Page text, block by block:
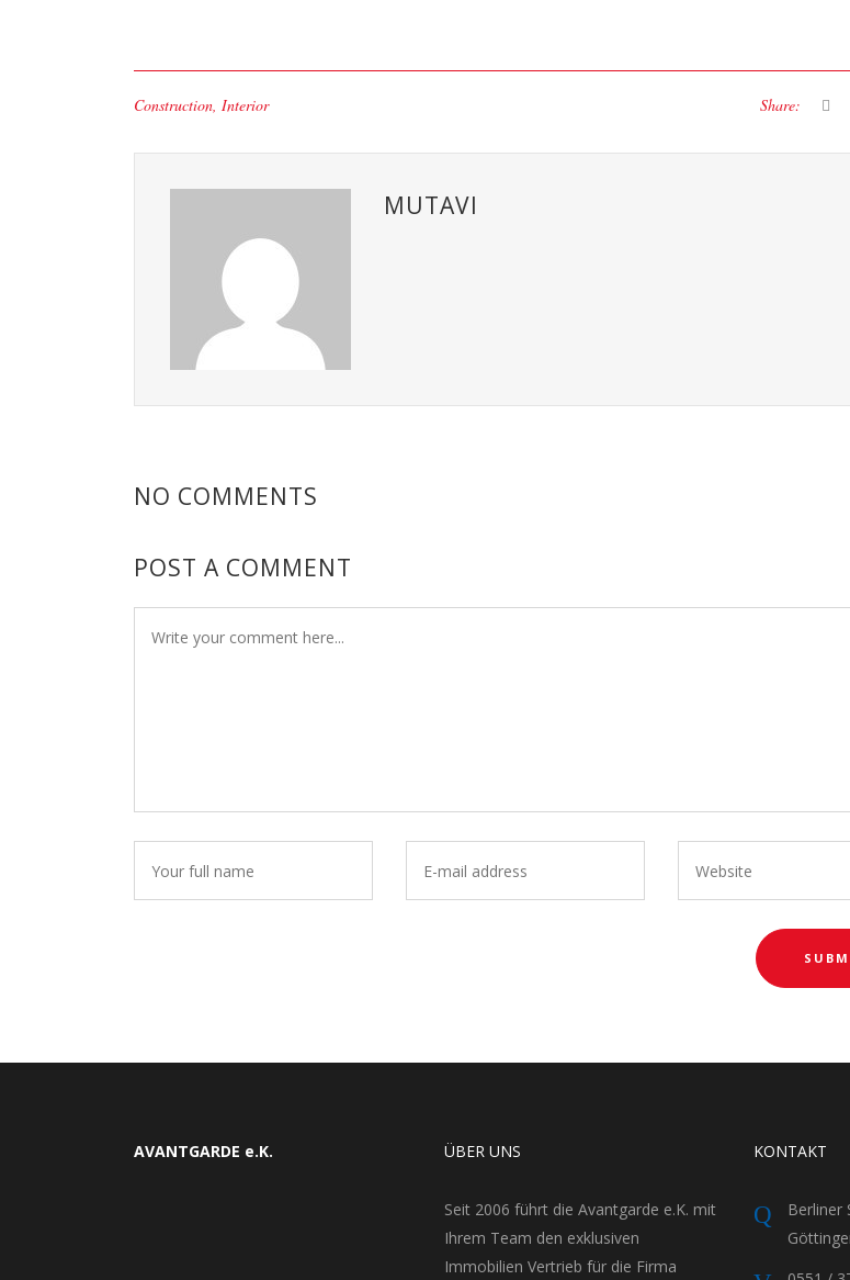
Construction, Interior Share:
MUTAVI
NO COMMENTS
POST A COMMENT
AVANTGARDE e.K. ÜBER UNS
Seit 2006 führt die Avantgarde e.K. mit
Ihrem Team den exklusiven
Immobilien Vertrieb für die Firma
KONTAKT
Berliner